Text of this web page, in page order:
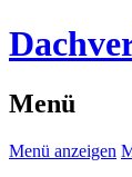
Menü
Menü anzeigen